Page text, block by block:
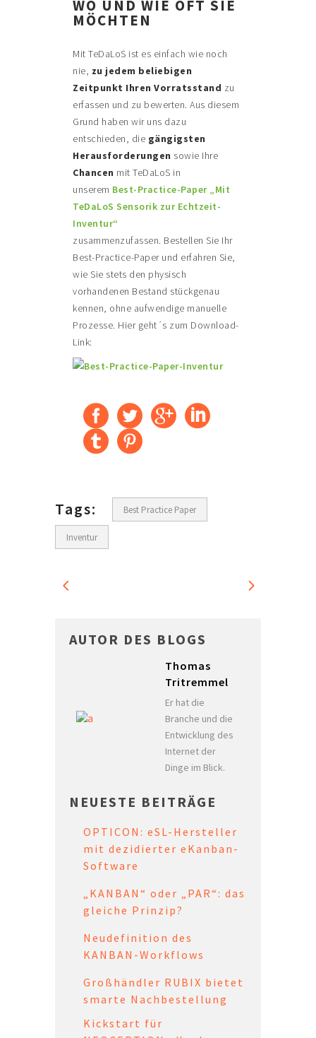
WO UND WIE OFT SIE
MÖCHTEN
Mit TeDaLoS ist es einfach wie noch
nie, zu jedem beliebigen
Zeitpunkt Ihren Vorratsstand zu
erfassen und zu bewerten. Aus diesem
Grund haben wir uns dazu
entschieden, die gängigsten
Herausforderungen sowie Ihre
Chancen mit TeDaLoS in
unserem Best-Practice-Paper „Mit
TeDaLoS Sensorik zur Echtzeit-
Inventur“
zusammenzufassen. Bestellen Sie Ihr
Best-Practice-Paper und erfahren Sie,
wie Sie stets den physisch
vorhandenen Bestand stückgenau
kennen, ohne aufwendige manuelle
Prozesse. Hier geht´s zum Download-
Link:
Tags: Best Practice Paper
Inventur
AUTOR DES BLOGS
Thomas
Tritremmel
Er hat die
Branche und die
Entwicklung des
Internet der
Dinge im Blick.
NEUESTE BEITRÄGE
OPTICON: eSL-Hersteller
mit dezidierter eKanban-
Software
„KANBAN“ oder „PAR“: das
gleiche Prinzip?
Neudefinition des
KANBAN-Workflows
Großhändler RUBIX bietet
smarte Nachbestellung
Kickstart für